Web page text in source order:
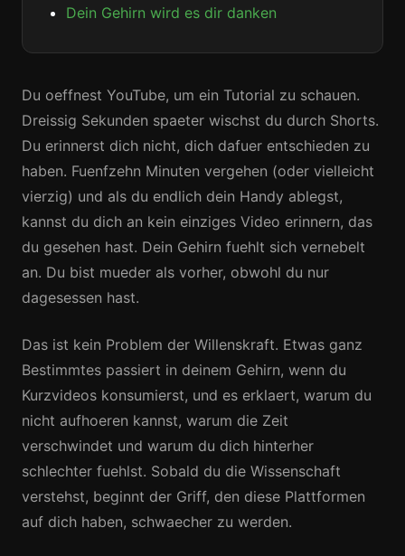
Dein Gehirn wird es dir danken
Du oeffnest YouTube, um ein Tutorial zu schauen.
Dreissig Sekunden spaeter wischst du durch Shorts.
Du erinnerst dich nicht, dich dafuer entschieden zu
haben. Fuenfzehn Minuten vergehen (oder vielleicht
vierzig) und als du endlich dein Handy ablegst,
kannst du dich an kein einziges Video erinnern, das
du gesehen hast. Dein Gehirn fuehlt sich vernebelt
an. Du bist mueder als vorher, obwohl du nur
dagesessen hast.
Das ist kein Problem der Willenskraft. Etwas ganz
Bestimmtes passiert in deinem Gehirn, wenn du
Kurzvideos konsumierst, und es erklaert, warum du
nicht aufhoeren kannst, warum die Zeit
verschwindet und warum du dich hinterher
schlechter fuehlst. Sobald du die Wissenschaft
verstehst, beginnt der Griff, den diese Plattformen
auf dich haben, schwaecher zu werden.